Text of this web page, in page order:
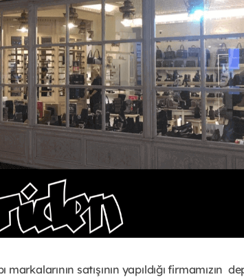
satışının yapıldığı firmamızın